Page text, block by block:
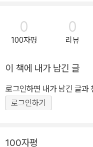
정작 만화와 일러스트를
의 뜨거운 호응으로 어느덧 시
는 만화> 시리즈는 만화의
라 하면서 응용할 수 있도록
션, 게임 산업의 본고장인
도서를 엄선해서 시리즈를
생 비법과 스타일, 노하우,
일러스트에서 가장 중요한
0
100자평
0
리뷰
이 책에 내가 남긴 글
로그인하면 내가 남긴 글과
로그인하기
100자평